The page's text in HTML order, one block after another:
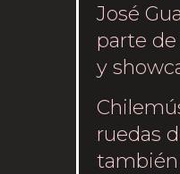
José
parte
y
ruedas